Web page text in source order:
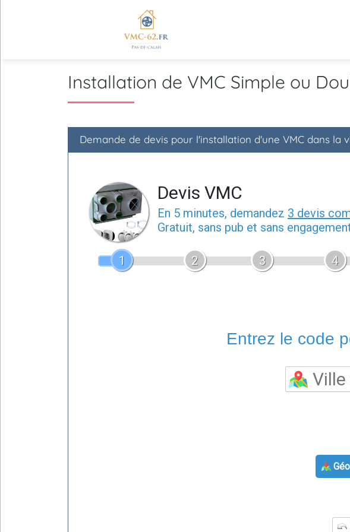
Installation de VMC Simple ou
Demande de devis pour l'installation d'une VMC dans la
Devis VMC
En 5 minutes, demandez 3 devis
Gratuit, sans pub et sans
1 2 3 4
Entrez le code